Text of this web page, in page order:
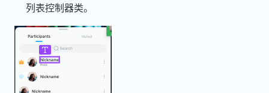
列表控制器类。